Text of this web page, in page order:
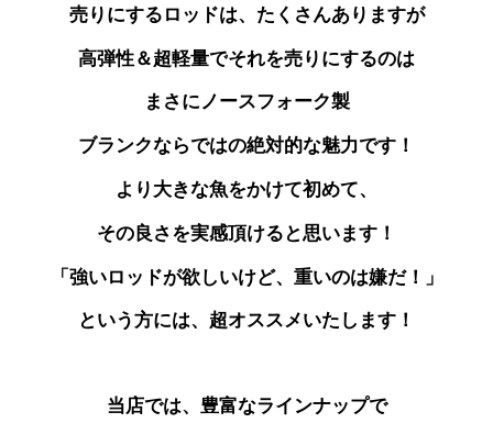
売りにするロッドは、たくさんありますが
高弾性＆超軽量でそれを売りにするのは
まさにノースフォーク製
ブランクならではの絶対的な魅力です！
より大きな魚をかけて初めて、
その良さを実感頂けると思います！
「強いロッドが欲しいけど、重いのは嫌だ！」
という方には、超オススメいたします！
当店では、豊富なラインナップで